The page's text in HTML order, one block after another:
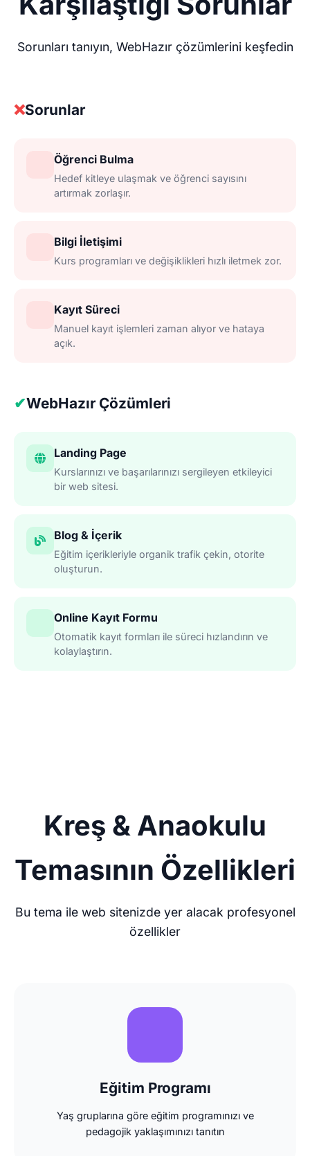
Sorunları tanıyın, WebHazır çözümlerini keşfedin
❌Sorunlar
Öğrenci Bulma
Hedef kitleye ulaşmak ve öğrenci sayısını
artırmak zorlaşır.
Bilgi İletişimi
Kurs programları ve değişiklikleri hızlı iletmek zor.
Kayıt Süreci
Manuel kayıt işlemleri zaman alıyor ve hataya
açık.
✔WebHazır Çözümleri
Landing Page
Kurslarınızı ve başarılarınızı sergileyen etkileyici
bir web sitesi.
Blog & İçerik
Eğitim içerikleriyle organik trafik çekin, otorite
oluşturun.
Online Kayıt Formu
Otomatik kayıt formları ile süreci hızlandırın ve
kolaylaştırın.
Kreş & Anaokulu
Temasının Özellikleri
Bu tema ile web sitenizde yer alacak profesyonel
özellikler
Eğitim Programı
Yaş gruplarına göre eğitim programınızı ve
pedagojik yaklaşımınızı tanıtın